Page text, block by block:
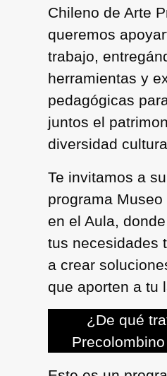
Chileno de Arte
queremos
trabajo,
herramientas y
pedagógicas
juntos el
diversidad
Te invitamos a
programa Museo
en el Aula,
tus necesidades
a crear
que aporten a tu
¿De qué